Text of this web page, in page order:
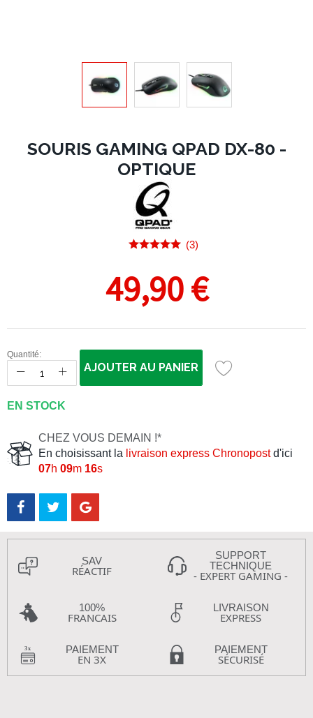
SOURIS GAMING QPAD DX-80 -
OPTIQUE
(3)
49,90 €
Quantité:
AJOUTER AU PANIER
EN STOCK
CHEZ VOUS DEMAIN !*
En choisissant la livraison express Chronopostd'ici
07h 09m 16s
SAV
RÉACTIF
SUPPORT
TECHNIQUE
- EXPERT GAMING -
100%
FRANCAIS
LIVRAISON
EXPRESS
PAIEMENT
EN 3X
PAIEMENT
SÉCURISÉ